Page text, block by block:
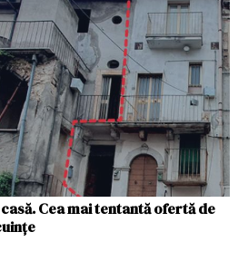
Cea mai tentantă ofertă de